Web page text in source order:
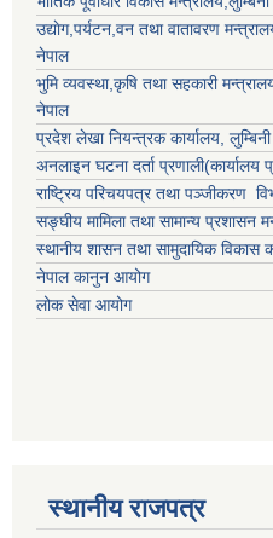
उद्याेग,पर्यटन,वन तथा वातावरण
नेपाल
भुमि व्यवस्था,कृषि तथा सहकारी
नेपाल
प्रदेश लेखा नियन्त्रक कार्यालय,
अनलाइन घटना दर्ता प्रणाली(कार्यालय
राष्ट्रिय परिचयपत्र तथा पञ्जीकरण
सङ्घीय मामिला तथा सामान्य प्रशासन
स्थानीय शासन तथा सामुदायिक विकास
नेपाल कानुन आयोग
लोक सेवा आयोग
स्थानीय राजपत्र